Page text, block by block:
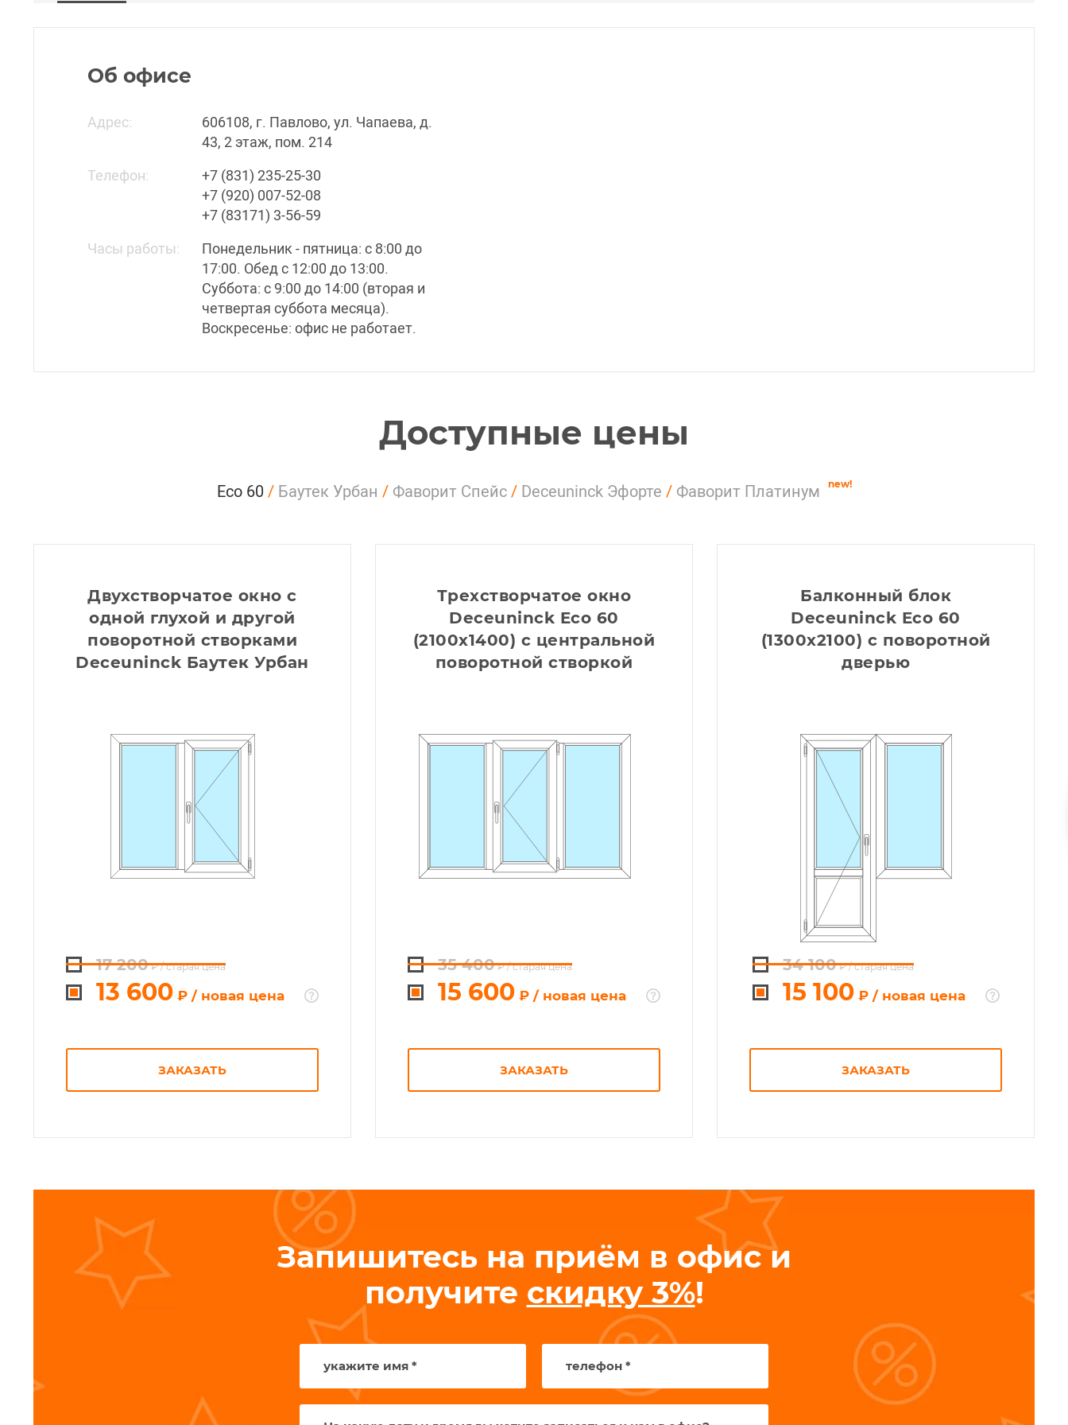
Об офисе
Адрес:
606108, г. Павлово, ул. Чапаева, д.
43, 2 этаж, пом. 214
Телефон:
+7 (831) 235-25-30
+7 (920) 007-52-08
+7 (83171) 3-56-59
Часы работы:
Понедельник - пятница: с 8:00 до
17:00. Обед с 12:00 до 13:00.
Суббота: с 9:00 до 14:00 (вторая и
четвертая суббота месяца).
Воскресенье: офис не работает.
Доступные цены
Eco 60 / Баутек Урбан / Фаворит Спейс / Deceuninck Эфорте / Фаворит Платинум new!
Двухстворчатое окно с
одной глухой и другой
поворотной створками
Deceuninck Баутек Урбан
17 200 ₽/ старая цена
13 600 ₽ / новая цена
ЗАКАЗАТЬ
Трехстворчатое окно
Deceuninck Eco 60
(2100x1400) с центральной
поворотной створкой
35 400 ₽/ старая цена
15 600 ₽ / новая цена
ЗАКАЗАТЬ
Балконный блок
Deceuninck Eco 60
(1300x2100) с поворотной
дверью
34 100 ₽/ старая цена
15 100 ₽/ новая цена
ЗАКАЗАТЬ
Запишитесь на приём в офис и
получите скидку 3%!